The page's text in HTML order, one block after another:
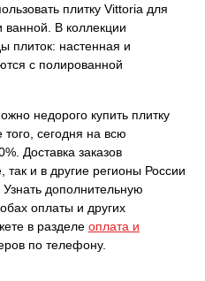
плитку Vittoria для
В коллекции
плиток: настенная и
с полированной
недорого купить плитку
сегодня на всю
Доставка заказов
так и в другие регионы России
дополнительную
оплаты и других
в разделе оплата и
по телефону.